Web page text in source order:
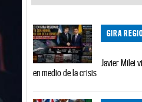
GIRA
Javier Milei
en medio de la crisis